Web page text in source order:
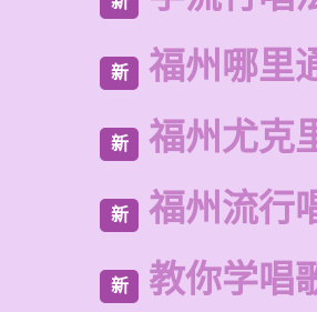
新 福州哪里
新 福州尤克
新 福州流行
新 教你学唱